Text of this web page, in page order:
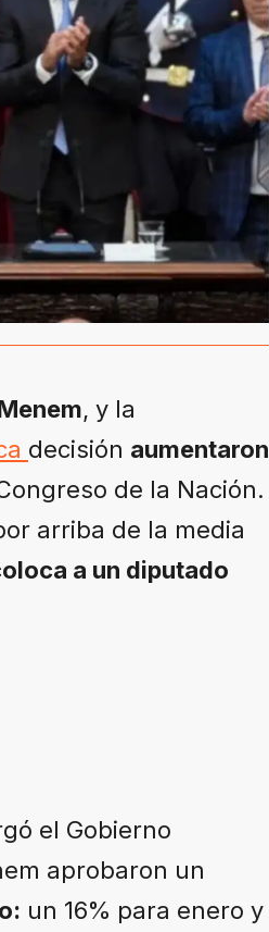
, y la
decisión aumentaron
de la Nación.
arriba de la media
a un diputado
el Gobierno
aprobaron un
un 16% para enero y